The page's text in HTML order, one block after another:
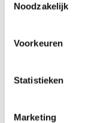
Noodzakelijk
Voorkeuren
Statistieken
Marketing
Lees meer